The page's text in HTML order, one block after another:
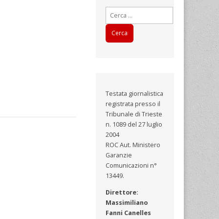
Ricerca
per:
Testata giornalistica
registrata presso il
Tribunale di Trieste
n. 1089 del 27 luglio
2004
ROC Aut. Ministero
Garanzie
Comunicazioni n°
13449.
Direttore:
Massimiliano
Fanni Canelles